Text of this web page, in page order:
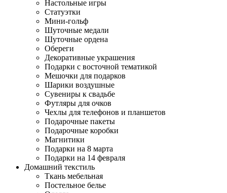
Настольные игры
Статуэтки
Мини-гольф
Шуточные медали
Шуточные ордена
Обереги
Декоративные украшения
Подарки с восточной тематикой
Мешочки для подарков
Шарики воздушные
Сувениры к свадьбе
Футляры для очков
Чехлы для телефонов и планшетов
Подарочные пакеты
Подарочные коробки
Магнитики
Подарки на 8 марта
Подарки на 14 февраля
Домашний текстиль
Ткань мебельная
Постельное белье